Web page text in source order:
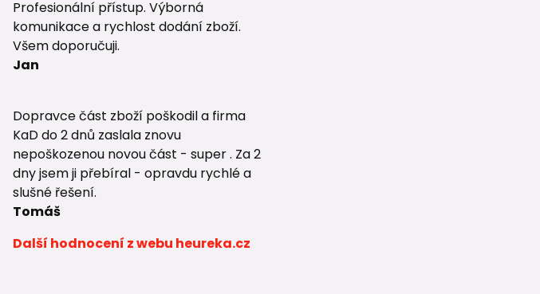
Profesionální přístup. Výborná
komunikace a rychlost dodání zboží.
Všem doporučuji.
Jan
Dopravce část zboží poškodil a firma
KaD do 2 dnů zaslala znovu
nepoškozenou novou část - super . Za 2
dny jsem ji přebíral - opravdu rychlé a
slušné řešení.
Tomáš
Další hodnocení z webu heureka.cz